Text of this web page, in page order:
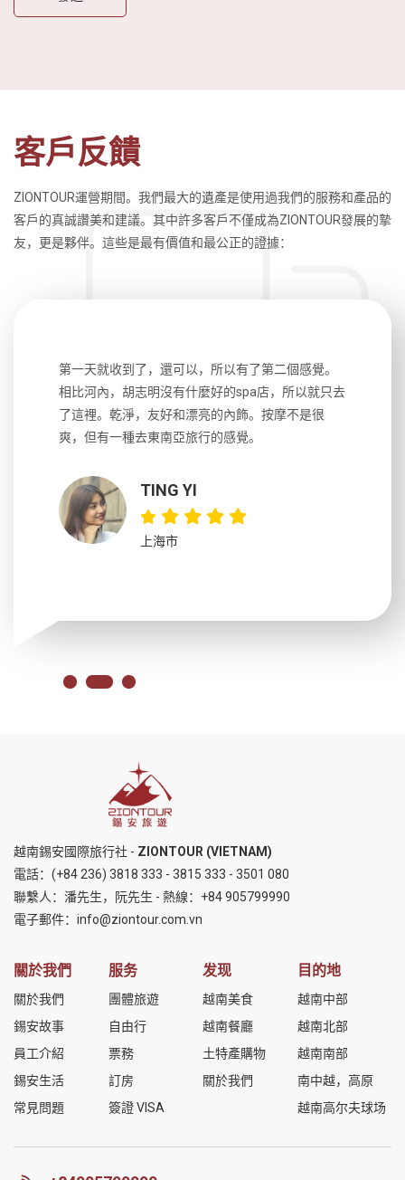
客戶反饋
ZIONTOUR運營期間。我們最大的遺產是使用過我們的服務和產品的
客戶的真誠讚美和建議。其中許多客戶不僅成為ZIONTOUR發展的摯
友，更是夥伴。這些是最有價值和最公正的證據：
第一天就收到了，還可以，所以有了第二個感覺。
相比河內，胡志明沒有什麼好的spa店，所以就只去
了這裡。乾淨，友好和漂亮的內飾。按摩不是很
爽，但有一種去東南亞旅行的感覺。
TING YI
上海市
越南錫安國際旅行社 - ZIONTOUR (VIETNAM)
電話： (+84 236) 3818 333 - 3815 333 - 3501 080
聯繫人：潘先生，阮先生 - 熱線： +84 905799990
電子郵件： info@ziontour.com.vn
關於我們
關於我們
錫安故事
員工介紹
錫安生活
常見問題
服务
團體旅遊
自由行
票務
訂房
簽證 VISA
发现
越南美食
越南餐廳
土特產購物
關於我們
目的地
越南中部
越南北部
越南南部
南中越，高原
越南高尔夫球场